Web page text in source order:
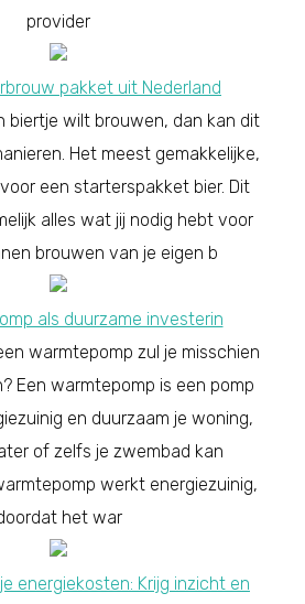
provider
pakket uit Nederland
biertje wilt brouwen, dan kan dit
Het meest gemakkelijke,
een starterspakket bier. Dit
alles wat jij nodig hebt voor
brouwen van je eigen b
als duurzame investerin
warmtepomp zul je misschien
Een warmtepomp is een pomp
en duurzaam je woning,
of zelfs je zwembad kan
werkt energiezuinig,
het war
energiekosten: Krijg inzicht en